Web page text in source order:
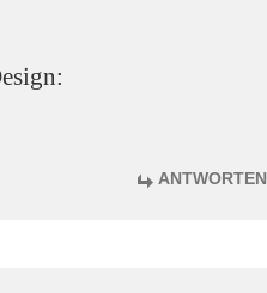
ANTWORTEN